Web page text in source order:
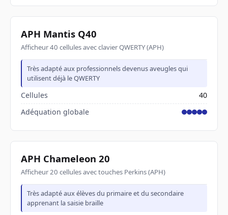
APH Mantis Q40
Afficheur 40 cellules avec clavier QWERTY (APH)
Très adapté aux professionnels devenus aveugles qui
utilisent déjà le QWERTY
Cellules
40
Adéquation globale
APH Chameleon 20
Afficheur 20 cellules avec touches Perkins (APH)
Très adapté aux élèves du primaire et du secondaire
apprenant la saisie braille